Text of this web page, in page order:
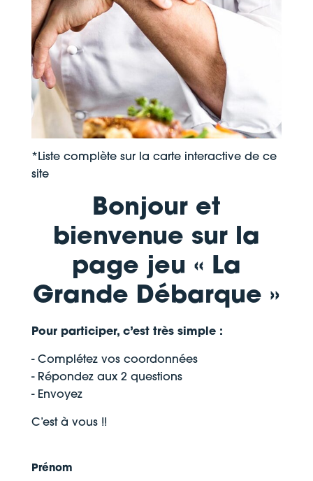
*Liste complète sur la carte interactive de ce
site
Bonjour et
bienvenue sur la
page jeu « La
Grande Débarque »
Pour participer, c’est très simple :
- Complétez vos coordonnées
- Répondez aux 2 questions
- Envoyez
C’est à vous !!
Prénom